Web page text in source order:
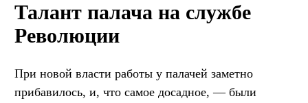
Талант палача на службе
Революции
При новой власти работы у палачей заметно
прибавилось, и, что самое досадное, — были